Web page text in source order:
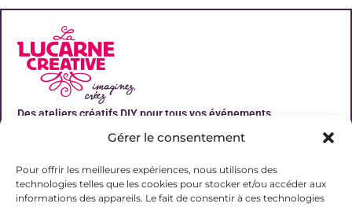
Gérer le consentement
Pour offrir les meilleures expériences, nous utilisons des
technologies telles que les cookies pour stocker et/ou accéder aux
informations des appareils. Le fait de consentir à ces technologies
Des ateliers créatifs DIY pour tous vos événements
Liens utiles